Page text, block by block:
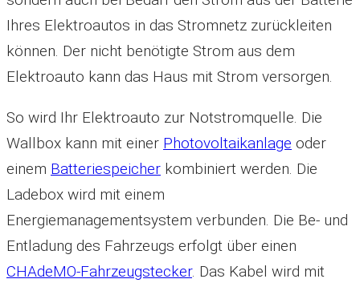
Ihres Elektroautos in das Stromnetz zurückleiten
können. Der nicht benötigte Strom aus dem
Elektroauto kann das Haus mit Strom versorgen.
So wird Ihr Elektroauto zur Notstromquelle. Die
Wallbox kann mit einer Photovoltaikanlage oder
einem Batteriespeicher kombiniert werden. Die
Ladebox wird mit einem
Energiemanagementsystem verbunden. Die Be- und
Entladung des Fahrzeugs erfolgt über einen
CHAdeMO-Fahrzeugstecker. Das Kabel wird mit